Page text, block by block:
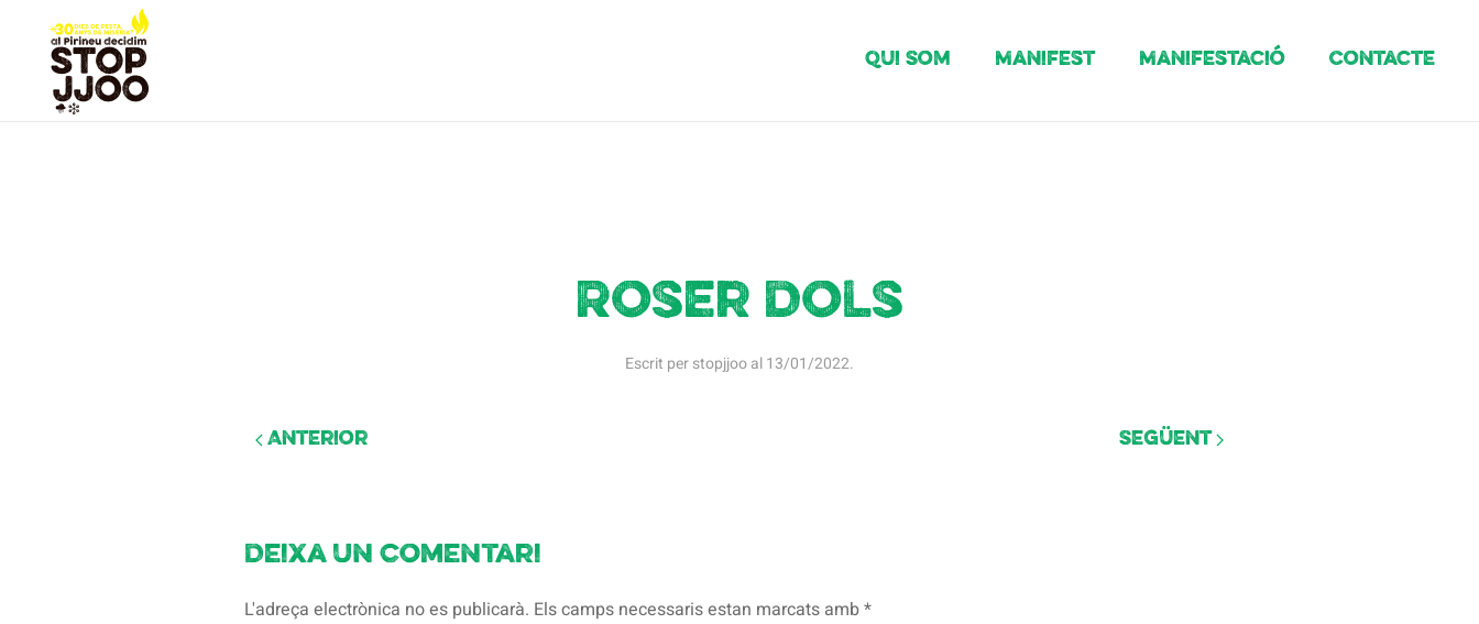
Qui Som Manifest Manifestació Contacte
Roser Dols
Escrit perstopjjooal13/01/2022.
Anterior Següent
Deixa un comentari
L'adreça electrònica no es publicarà. Els camps necessaris estan marcats amb*